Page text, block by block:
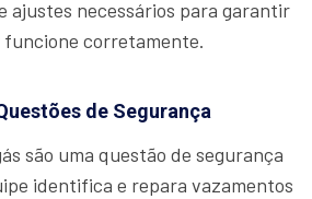
ajustes necessários para garantir
funcione corretamente.
de Segurança
são uma questão de segurança
identifica e repara vazamentos